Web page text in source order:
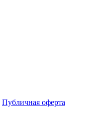
Публичная оферта